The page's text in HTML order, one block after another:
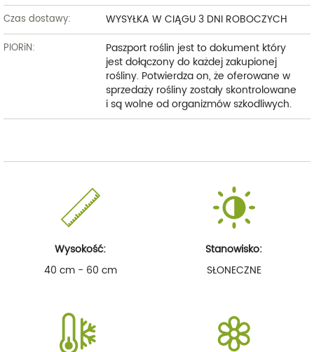
Czas dostawy: WYSYŁKA W CIĄGU 3 DNI ROBOCZYCH
PIORiN:
Paszport roślin jest to dokument który
jest dołączony do każdej zakupionej
rośliny. Potwierdza on, że oferowane w
sprzedaży rośliny zostały skontrolowane
i są wolne od organizmów szkodliwych.
Wysokość:
40 cm - 60 cm
Stanowisko:
SŁONECZNE